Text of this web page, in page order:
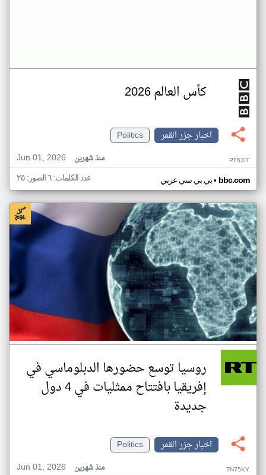
كأس العالم 2026
اخبار جزر القمر
Politics
Jun 01, 2026
منذ شهرين PF63IT
بي بي سي عربي• bbc.com عدد الكلمات: ٦ الصور: ٢٥
روسيا توسع حضورها الدبلوماسي في
إفريقيا بافتتاح ممثليات في 4 دول
جديدة
اخبار جزر القمر
Politics
Jun 01, 2026
منذ شهرين TN75KY